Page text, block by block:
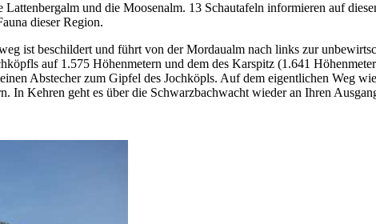
und die Moosenalm. 13 Schautafeln informieren auf
dieser Region.
ist beschildert und führt von der Mordaualm nach links zur
auf 1.575 Höhenmetern und dem des Karspitz (1.641
Abstecher zum Gipfel des Jochköpls. Auf dem eigentlichen Weg
Kehren geht es über die Schwarzbachwacht wieder an Ihren